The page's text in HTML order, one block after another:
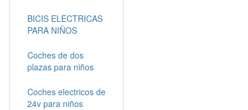
BICIS ELECTRICAS
PARA NIÑOS
Coches de dos
plazas para niños
Coches electricos de
24v para niños